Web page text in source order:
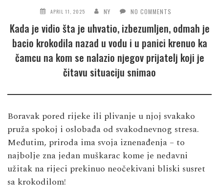
APRIL 11, 2025 NY NO COMMENTS
Kada je vidio šta je uhvatio, izbezumljen, odmah je
bacio krokodila nazad u vodu i u panici krenuo ka
čamcu na kom se nalazio njegov prijatelj koji je
čitavu situaciju snimao
Boravak pored rijeke ili plivanje u njoj svakako
pruža spokoj i oslobađa od svakodnevnog stresa.
Međutim, priroda ima svoja iznenađenja – to
najbolje zna jedan muškarac kome je nedavni
užitak na rijeci prekinuo neočekivani bliski susret
sa krokodilom!